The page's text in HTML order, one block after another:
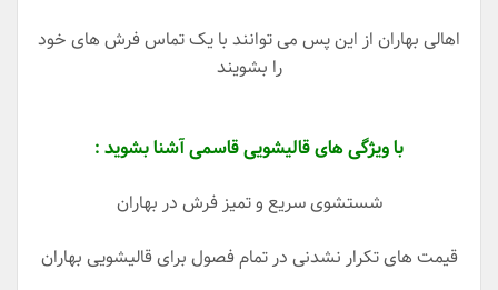
اهالی بهاران از این پس می توانند با یک تماس فرش های خود
را بشویند
با ویژگی های قالیشویی قاسمی آشنا بشوید :
شستشوی سریع و تمیز فرش در بهاران
قیمت های تکرار نشدنی در تمام فصول برای قالیشویی بهاران